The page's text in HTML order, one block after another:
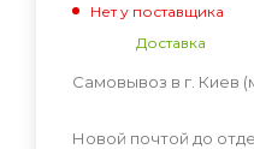
Нет у поставщика
Доставка
Самовывоз в г. Киев
Новой почтой до